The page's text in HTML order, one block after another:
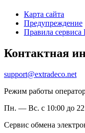
Карта сайта
Предупреждение
Правила сервиса
Контактная
support@extradeco.net
Режим работы
Пн. — Вс. с 10:00 до
Сервис обмена